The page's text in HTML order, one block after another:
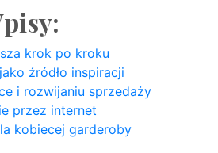
krok po kroku
źródło inspiracji
i rozwijaniu sprzedaży
przez internet
kobiecej garderoby